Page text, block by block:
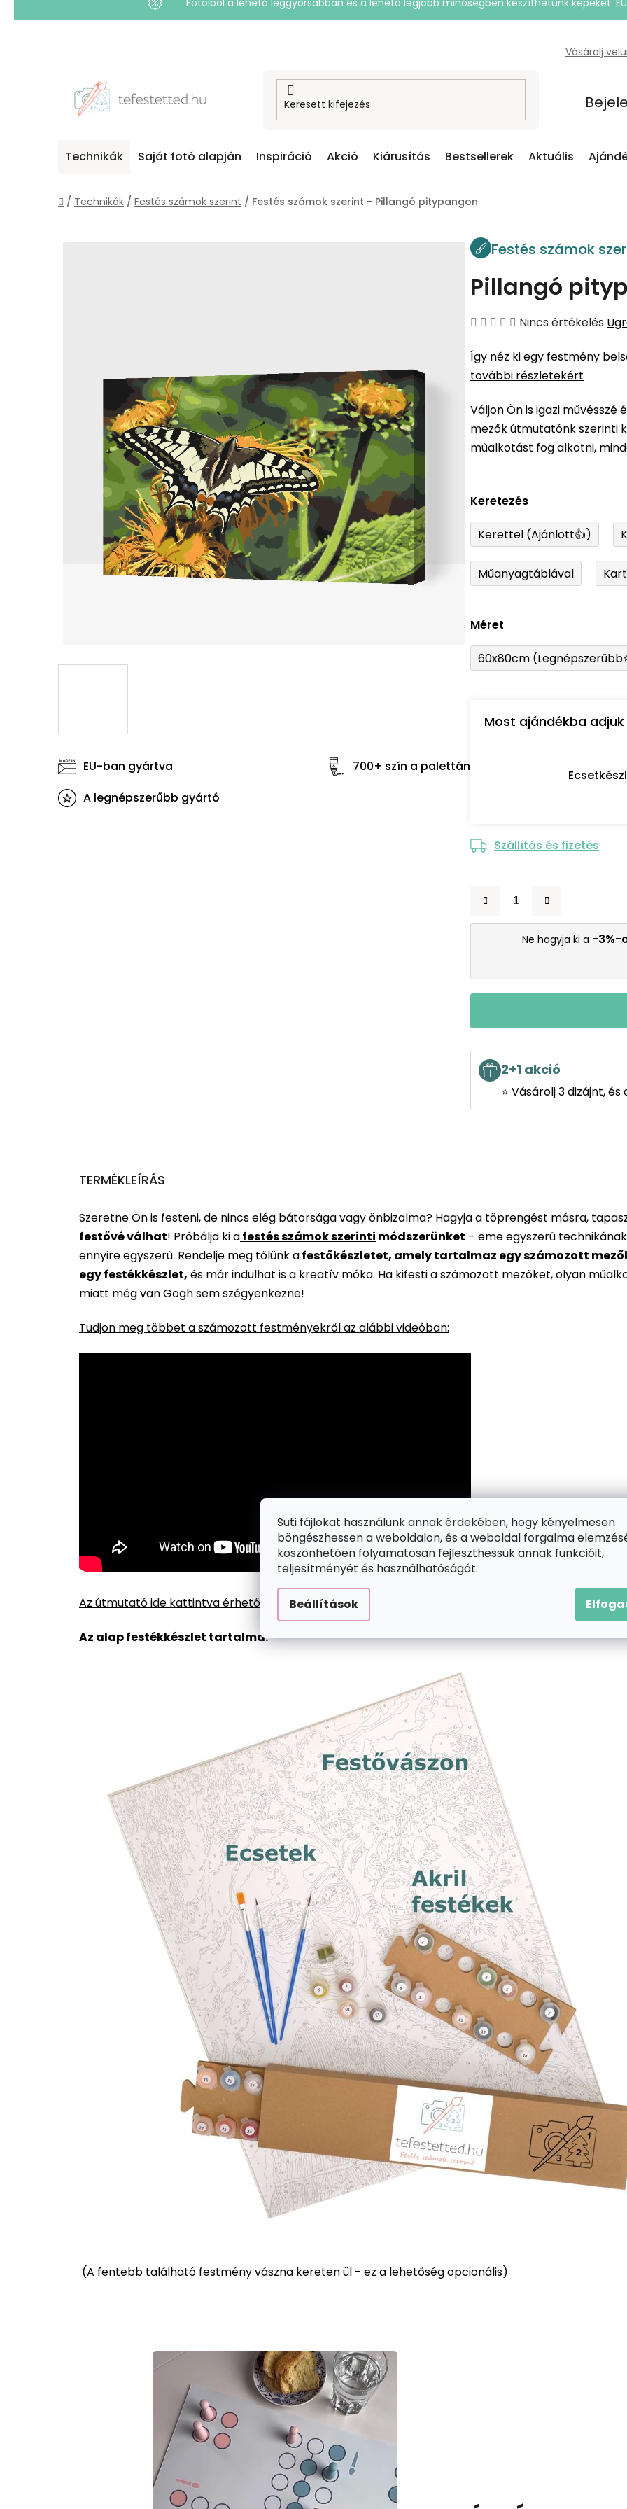
Süti fájlokat használunk annak érdekében, hogy kényelmesen
böngészhessen a weboldalon, és a weboldal forgalma
köszönhetően folyamatosan fejleszthessük annak funkcióit,
teljesítményét és használhatóságát.
Beállítások
Fotóiból a lehető leggyorsabban és a lehető legjobb minőségben készíthetünk képeket.
Vásárolj
Technikák Saját fotó alapján Inspiráció Akció Kiárusítás Bestsellerek Aktuális
Kezdőlap
/ Technikák / Festés számok szerint / Festés számok szerint - Pillangó pitypangon
Festés számok
Pillangó
A
átlagos
értékelése
ből
0,0
csillag.
Nincs értékelés
Így néz ki egy festmény
további részletekért
Váljon Ön is igazi
mezők útmutatónk szerinti
műalkotást fog alkotni,
Keretezés
Kerettel (Ajánlott👍)
Műanyagtáblával
Méret
60x80cm
Most ajándékba
Szállítás és fizetés
Ne hagyja ki a -3%-
2+1 akció
⭐ Vásárolj 3 dizájnt,
EU-ban gyártva
700+ szín a palettán
A legnépszerűbb gyártó
TERMÉKLEÍRÁS
Szeretne Ön is festeni, de nincs elég bátorsága vagy önbizalma? Hagyja a töprengést másra,
festővé válhat! Próbálja ki afestés számok szerinti módszerünket – eme egyszerű
ennyire egyszerű. Rendelje meg tőlünk afestőkészletet, amely tartalmaz egy számozott
egy festékkészlet, és már indulhat is a kreatív móka. Ha kifesti a számozott mezőket, olyan
miatt még van Gogh sem szégyenkezne!
Tudjon meg többet a számozott festményekről az alábbi videóban:
Az útmutató ide kattintva érhető el.
Az alap festékkészlet tartalma:
(A fentebb található festmény vászna kereten ül - ez a lehetőség opcionális)